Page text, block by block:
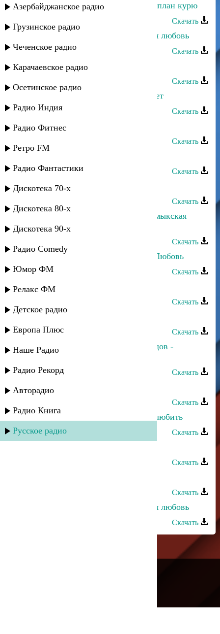
Азербайджанское радио
Грузинское радио
Чеченское радио
Карачаевское радио
Осетинское радио
Радио Индия
Радио Фитнес
Ретро FM
Радио Фантастики
Дискотека 70-х
Дискотека 80-х
Дискотека 90-х
Радио Comedy
Юмор ФМ
Релакс ФМ
Детское радио
Европа Плюс
Наше Радио
Радио Рекорд
Авторадио
Радио Книга
Русское радио
Загир Магомедов - Я водку пью, я план курю
Скачать
Джамиля Абдуллаева - Безответная любовь
Скачать
Загир Магомедов - Ай ярыкъ
Скачать
Загир Магомедов - Мне всего 16 лет
Скачать
Загир Магомедов - Белая береза
Скачать
Загир Магомедов - Дождь 2
Скачать
Загир Магомедов - Мы молоды
Скачать
Загир Магомедов и Кристина - Кумыкская
свадьба
Скачать
Ульзана Максудова - Безответная Любовь
Скачать
Загир Магомедов - Память
Скачать
Загир Магомедов - Где ты
Скачать
Зарема Гаджиева и Махач Магомедов -
Восточная любовь
Скачать
Загир Магомедов - Милая
Скачать
Загир Магомедов - Каждый хочет любить
Скачать
Скачать
Скачать
Джамиля Абдуллаева - Безответная любовь
Скачать